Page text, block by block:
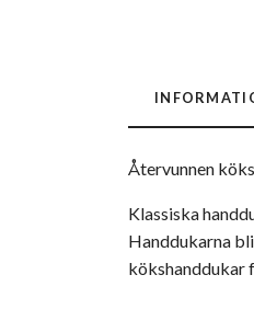
Återvunnen
Klassiska
Handdukarna
kökshanddukar